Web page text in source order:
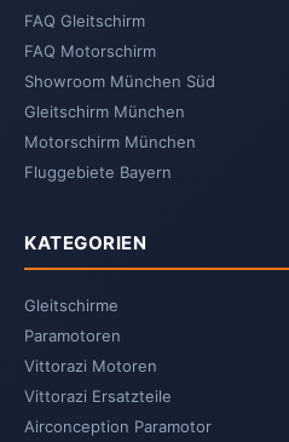
FAQ Gleitschirm
FAQ Motorschirm
Showroom München Süd
Gleitschirm München
Motorschirm München
Fluggebiete Bayern
KATEGORIEN
Gleitschirme
Paramotoren
Vittorazi Motoren
Vittorazi Ersatzteile
Airconception Paramotor